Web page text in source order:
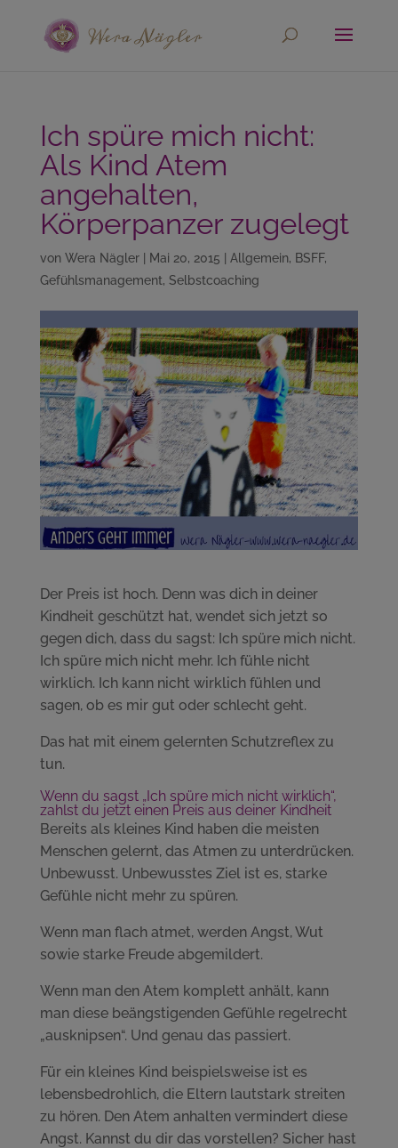
Ich spüre mich nicht:
Als Kind Atem
angehalten,
Körperpanzer zugelegt
von Wera Nägler| Mai 20, 2015 Allgemein, BSFF,
Gefühlsmanagement, Selbstcoaching
Der Preis ist hoch. Denn was dich in deiner
Kindheit geschützt hat, wendet sich jetzt so
gegen dich, dass du sagst: Ich spüre mich nicht.
Ich spüre mich nicht mehr. Ich fühle nicht
wirklich. Ich kann nicht wirklich fühlen und
sagen, ob es mir gut oder schlecht geht.
Das hat mit einem gelernten Schutzreflex zu
tun.
Wenn du sagst „Ich spüre mich nicht wirklich“,
zahlst du jetzt einen Preis aus deiner Kindheit
Bereits als kleines Kind haben die meisten
Menschen gelernt, das Atmen zu unterdrücken.
Unbewusst. Unbewusstes Ziel ist es, starke
Gefühle nicht mehr zu spüren.
Wenn man flach atmet, werden Angst, Wut
sowie starke Freude abgemildert.
Wenn man den Atem komplett anhält, kann
man diese beängstigenden Gefühle regelrecht
„ausknipsen“. Und genau das passiert.
Für ein kleines Kind beispielsweise ist es
lebensbedrohlich, die Eltern lautstark streiten
zu hören. Den Atem anhalten vermindert diese
Angst. Kannst du dir das vorstellen? Sicher hast